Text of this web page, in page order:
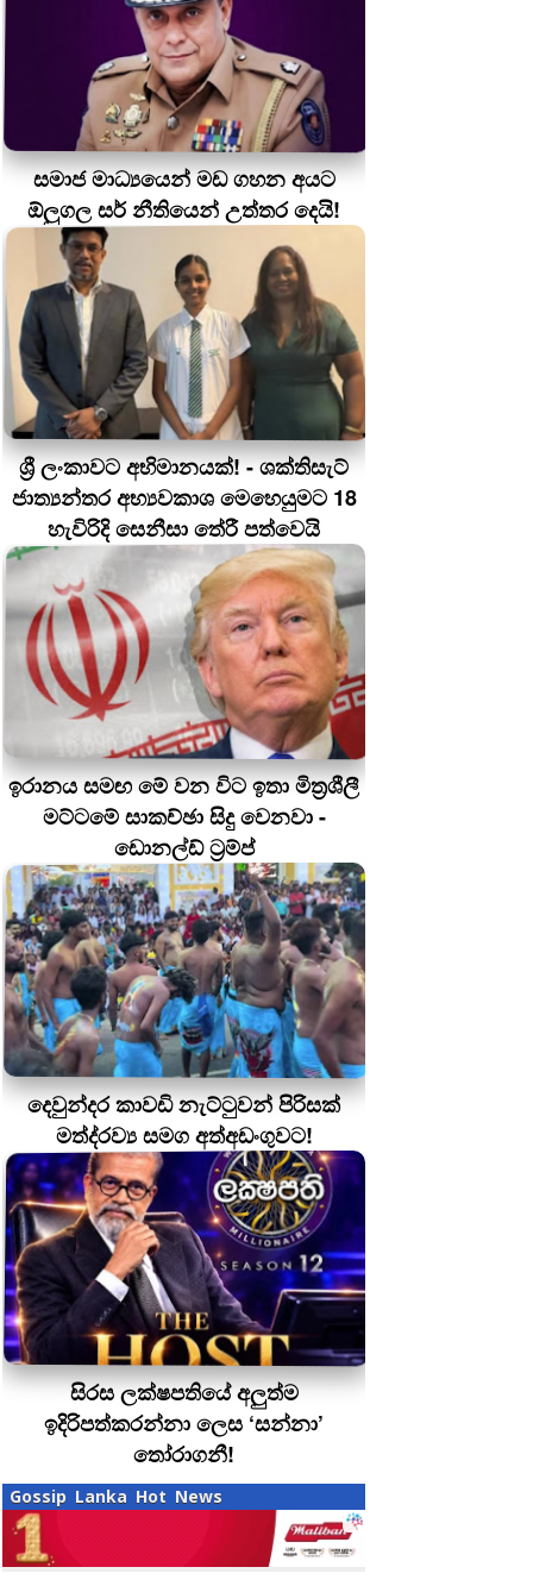
සමාජ මාධ්‍යයෙන් මඩ ගහන අයට
ඕලුගල සර් නීතියෙන් උත්තර දෙයි!
ශ්‍රී ලංකාවට අභිමානයක්! - ශක්තිසැට්
ජාත්‍යන්තර අභ්‍යවකාශ මෙහෙයුමට 18
හැවිරිදි සෙනීසා තේරී පත්වෙයි
ඉරානය සමඟ මේ වන විට ඉතා මිත්‍රශීලී
මට්ටමේ සාකච්ඡා සිදු වෙනවා -
ඩොනල්ඩ් ට්‍රම්ප්
දෙවුන්දර කාවඩි නැට්ටුවන් පිරිසක්
මත්ද‍්‍රව්‍ය සමග අත්අඩංගුවට!
සිරස ලක්ෂපතියේ අලුත්ම
ඉදිරිපත්කරන්නා ලෙස ‘සන්නා’
තෝරාගනී!
Gossip Lanka Hot News